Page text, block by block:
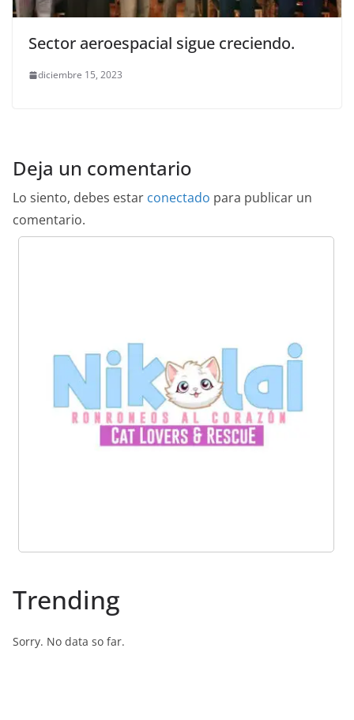
Sector aeroespacial sigue creciendo.
diciembre 15, 2023
Deja un comentario
Lo siento, debes estar conectado para publicar un
comentario.
Trending
Sorry. No data so far.